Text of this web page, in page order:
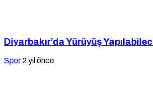
Diyarbakır’da Yürüyüş
Spor2 yıl önce